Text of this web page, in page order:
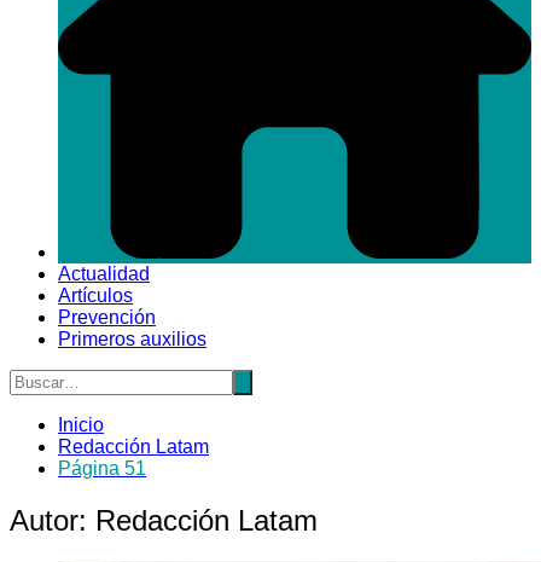
Actualidad
Artículos
Prevención
Primeros auxilios
Inicio
Redacción Latam
Página 51
Autor: Redacción Latam